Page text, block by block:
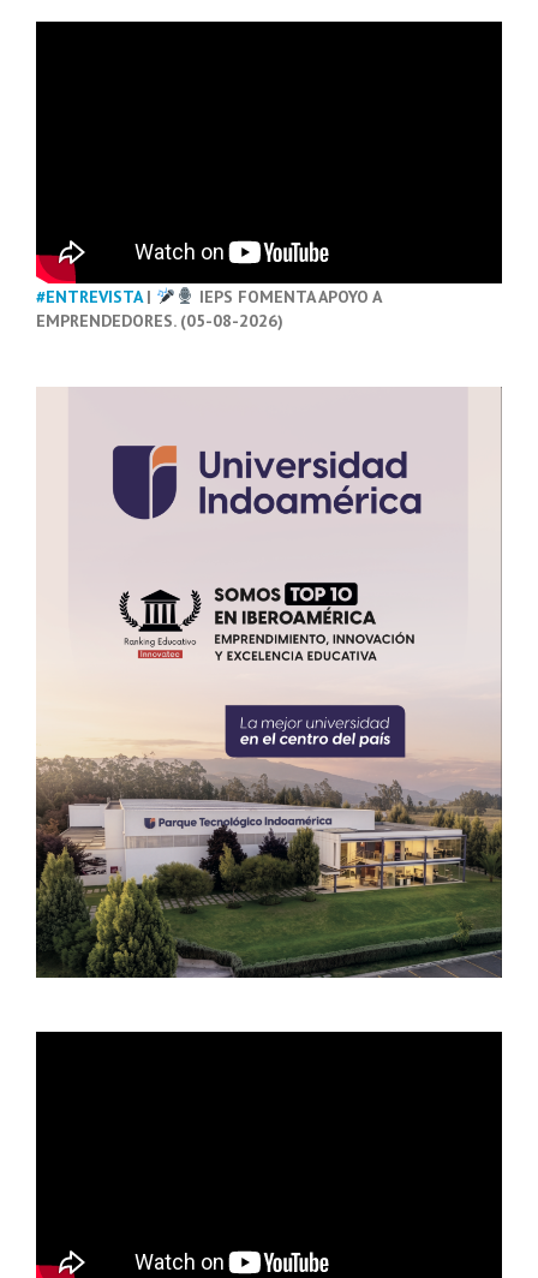
#ENTREVISTA|
IEPS FOMENTA APOYO A
EMPRENDEDORES. (05-08-2026)